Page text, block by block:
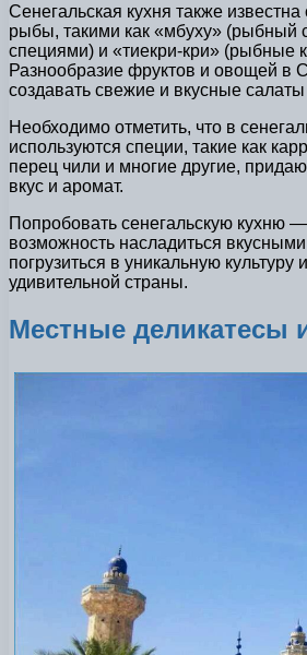
Сенегальская кухня также
рыбы, такими как «мбуху» (рыбный
специями) и «тиекри-кри» (рыбные
Разнообразие фруктов и овощей в
создавать свежие и вкусные
Необходимо отметить, что в
используются специи, такие как
перец чили и многие другие,
вкус и аромат.
Попробовать сенегальскую кухню —
возможность насладиться
погрузиться в уникальную культуру
удивительной страны.
Местные деликатесы